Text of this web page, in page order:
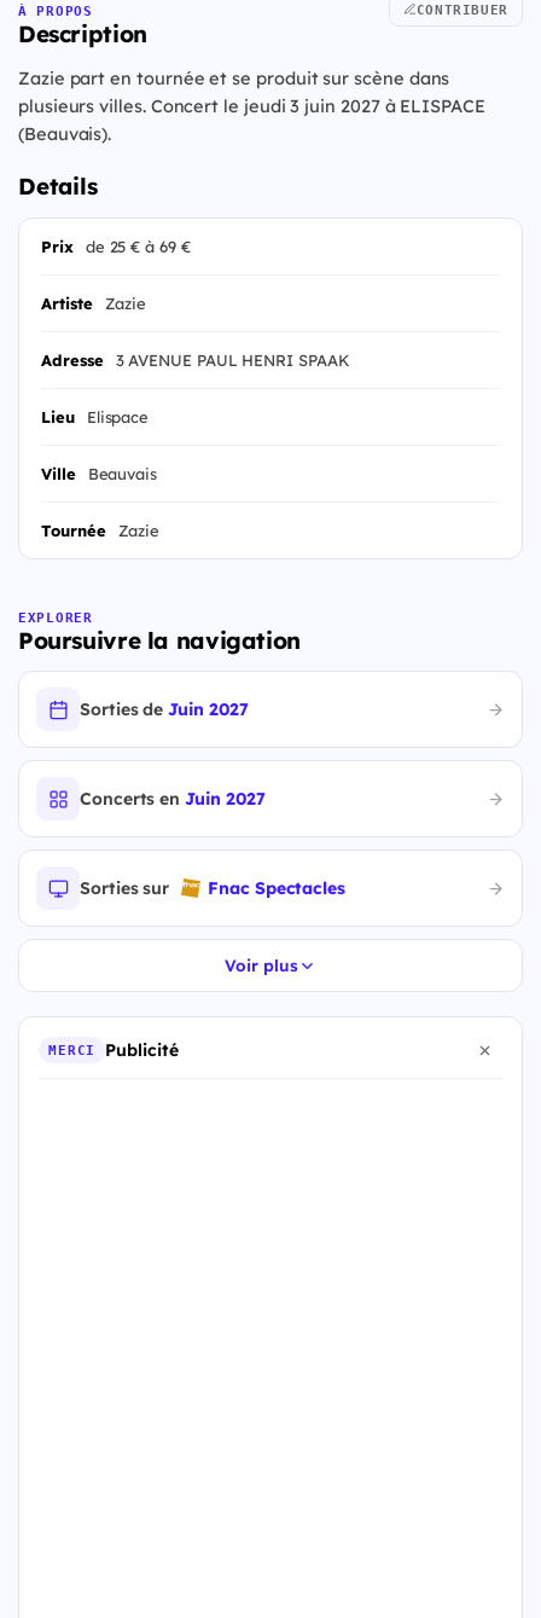
À PROPOS
Description
CONTRIBUER
Zazie part en tournée et se produit sur scène dans
plusieurs villes. Concert le jeudi 3 juin 2027 à ELISPACE
(Beauvais).
Details
Prix de 25 € à 69 €
Artiste Zazie
Adresse 3 AVENUE PAUL HENRI SPAAK
Lieu Elispace
Ville Beauvais
Tournée Zazie
EXPLORER
Poursuivre la navigation
Sorties deJuin 2027
Concerts enJuin 2027
Sorties sur Fnac Spectacles
Voir plus
MERCI Publicité